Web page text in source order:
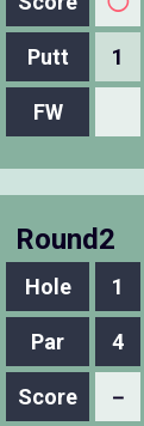
Putt 1
FW
Round2
Hole 1
Par 4
Score －